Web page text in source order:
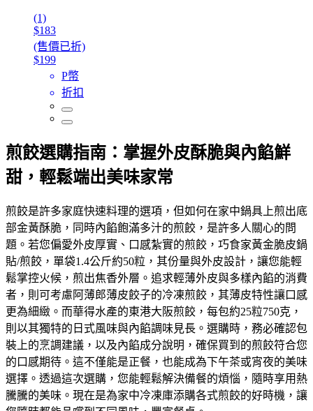
(1)
$183
(售價已折)
$199
P幣
折扣
煎餃選購指南：掌握外皮酥脆與內餡鮮
甜，輕鬆端出美味家常
煎餃是許多家庭快速料理的選項，但如何在家中鍋具上煎出底
部金黃酥脆，同時內餡飽滿多汁的煎餃，是許多人關心的問
題。若您偏愛外皮厚實、口感紮實的煎餃，巧食家黃金脆皮鍋
貼/煎餃，單袋1.4公斤約50粒，其份量與外皮設計，讓您能輕
鬆掌控火候，煎出焦香外層。追求輕薄外皮與多樣內餡的消費
者，則可考慮阿薄郎薄皮餃子的冷凍煎餃，其薄皮特性讓口感
更為細緻。而華得水產的東港大阪煎餃，每包約25粒750克，
則以其獨特的日式風味與內餡調味見長。選購時，務必確認包
裝上的烹調建議，以及內餡成分說明，確保買到的煎餃符合您
的口感期待。這不僅能是正餐，也能成為下午茶或宵夜的美味
選擇。透過這次選購，您能輕鬆解決備餐的煩惱，隨時享用熱
騰騰的美味。現在是為家中冷凍庫添購各式煎餃的好時機，讓